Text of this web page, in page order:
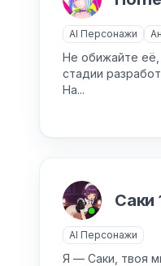
AI Персонажи
Не обижайте её,
стадии
На...
Саки
AI Персонажи
Я — Саки, твоя